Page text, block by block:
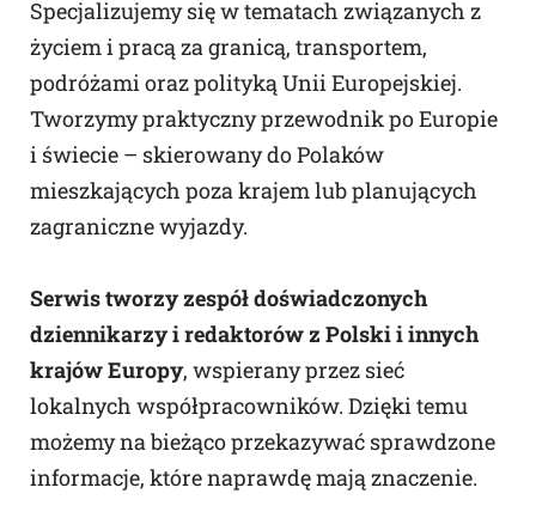
Specjalizujemy się w tematach związanych z
życiem i pracą za granicą, transportem,
podróżami oraz polityką Unii Europejskiej.
Tworzymy praktyczny przewodnik po Europie
i świecie – skierowany do Polaków
mieszkających poza krajem lub planujących
zagraniczne wyjazdy.
Serwis tworzy zespół doświadczonych
dziennikarzy i redaktorów z Polski i innych
krajów Europy, wspierany przez sieć
lokalnych współpracowników. Dzięki temu
możemy na bieżąco przekazywać sprawdzone
informacje, które naprawdę mają znaczenie.